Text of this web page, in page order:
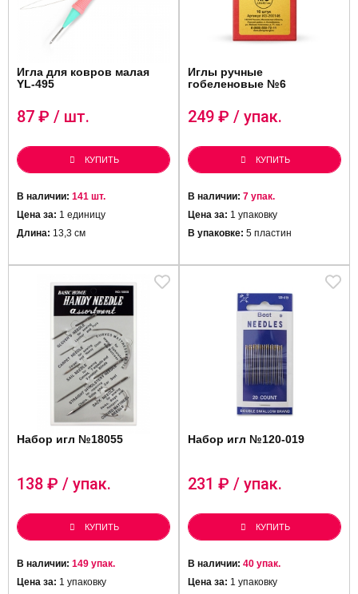
Игла для ковров малая
YL-495
87 ₽ / шт.
КУПИТЬ
В наличии: 141 шт.
Цена за: 1 единицу
Длина: 13,3 см
Иглы ручные
гобеленовые №6
249 ₽ / упак.
КУПИТЬ
В наличии: 7 упак.
Цена за: 1 упаковку
В упаковке: 5 пластин
Набор игл №18055
138 ₽ / упак.
КУПИТЬ
В наличии: 149 упак.
Цена за: 1 упаковку
Набор игл №120-019
231 ₽ / упак.
КУПИТЬ
В наличии: 40 упак.
Цена за: 1 упаковку